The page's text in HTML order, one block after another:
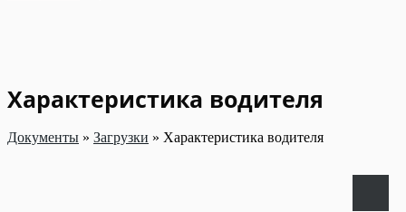
Характеристика водителя
Документы » Загрузки » Характеристика водителя